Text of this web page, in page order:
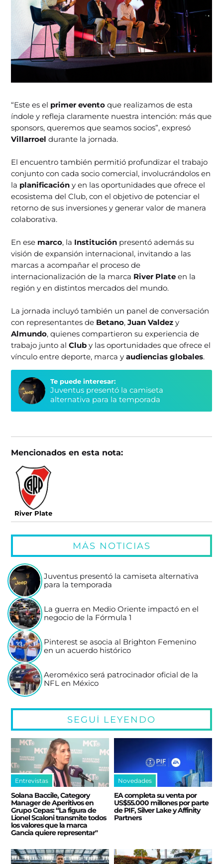
“Este es el primer evento que realizamos de esta
índole y refleja claramente nuestra intención: más que
sponsors, queremos que seamos socios”, expresó
Villarroel durante la jornada.
El encuentro también permitió profundizar el trabajo
conjunto con cada socio comercial, involucrándolos en
la planificación y en las oportunidades que ofrece el
ecosistema del Club, con el objetivo de potenciar el
retorno de sus inversiones y generar valor de manera
colaborativa.
En ese marco, la Institución presentó además su
visión de expansión internacional, invitando a las
marcas a acompañar el proceso de
internacionalización de la marca River Plate en la
región y en distintos mercados del mundo.
La jornada incluyó también un panel de conversación
con representantes de Betano,Juan Valdez y
Almundo, quienes compartieron su experiencia de
trabajo junto alClub y las oportunidades que ofrece el
vínculo entre deporte, marca yaudiencias globales.
Te puede interesar:
Juventus presentó la camiseta
alternativa para la temporada
Mencionados en esta nota:
River Plate
MÁS NOTICIAS
Juventus presentó la camiseta alternativa
para la temporada
La guerra en Medio Oriente impactó en el
negocio de la Fórmula 1
Pinterest se asocia al Brighton Femenino
en un acuerdo histórico
Aeroméxico será patrocinador oficial de la
NFL en México
SEGUÍ LEYENDO
Entrevistas
Solana Baccile, Category
Manager de Aperitivos en
Grupo Cepas: “La figura de
Lionel Scaloni transmite todos
los valores que la marca
Gancia quiere representar"
Novedades
EA completa su venta por
US$55.000 millones por parte
de PIF, Silver Lake y Affinity
Partners